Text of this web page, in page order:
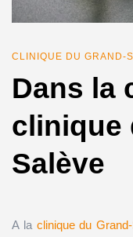
CLINIQUE DU GRAND-
Dans la
clinique
Salève
A la clinique du